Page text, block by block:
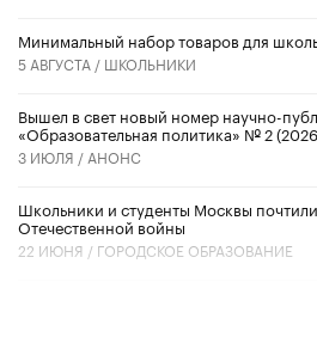
Минимальный набор товаров для
5 АВГУСТА / ШКОЛЬНИКИ
Вышел в свет новый номер научно-
«Образовательная политика» № 2
3 ИЮЛЯ / АНОНС
Школьники и студенты Москвы
Отечественной войны
22 ИЮНЯ / ГОРОДСКОЕ ОБРАЗОВАНИЕ